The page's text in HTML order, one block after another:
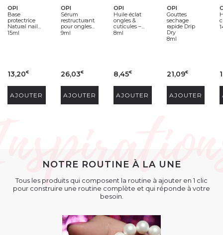
OPI
Base
protectrice
Natural nail...
15ml
13,20€
AJOUTER
OPI
Sérum
restructurant
pour ongles...
9ml
26,03€
AJOUTER
OPI
Huile éclat
ongles &
cuticules –...
8ml
8,45€
AJOUTER
OPI
Gouttes
sechage
rapide Drip
Dry
8ml
21,09€
AJOUTER
NOTRE ROUTINE À LA UNE
Tous les produits qui composent la routine à ajouter en 1 clic
pour construire une routine complète et qui réponde à votre
besoin.